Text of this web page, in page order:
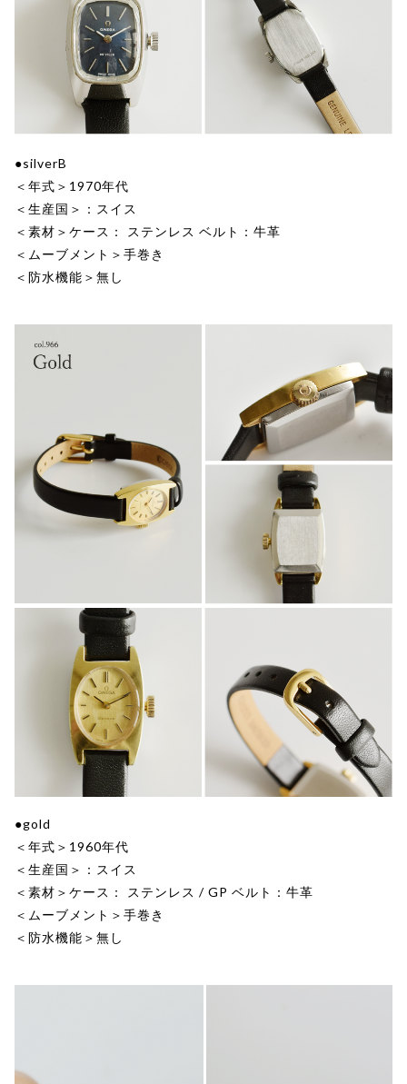
●silverB
＜年式＞1970年代
＜生産国＞：スイス
＜素材＞ケース： ステンレス ベルト：牛革
＜ムーブメント＞手巻き
＜防水機能＞無し
●gold
＜年式＞1960年代
＜生産国＞：スイス
＜素材＞ケース： ステンレス / GP ベルト：牛革
＜ムーブメント＞手巻き
＜防水機能＞無し